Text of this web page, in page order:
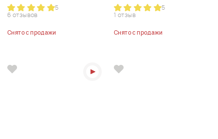
5
6 отзывов
Снято с продажи
5
1 отзыв
Снято с продажи